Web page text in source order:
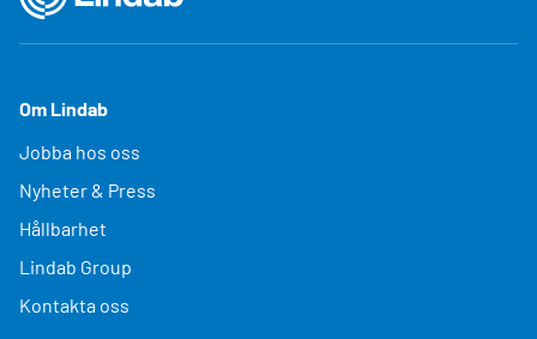
Om Lindab
Jobba hos oss
Nyheter & Press
Hållbarhet
Lindab Group
Kontakta oss